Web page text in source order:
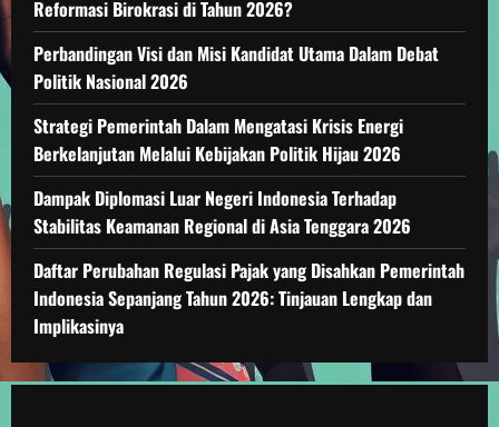
Reformasi Birokrasi di Tahun 2026?
Perbandingan Visi dan Misi Kandidat Utama Dalam Debat
Politik Nasional 2026
Strategi Pemerintah Dalam Mengatasi Krisis Energi
Berkelanjutan Melalui Kebijakan Politik Hijau 2026
Dampak Diplomasi Luar Negeri Indonesia Terhadap
Stabilitas Keamanan Regional di Asia Tenggara 2026
Daftar Perubahan Regulasi Pajak yang Disahkan Pemerintah
Indonesia Sepanjang Tahun 2026: Tinjauan Lengkap dan
Implikasinya